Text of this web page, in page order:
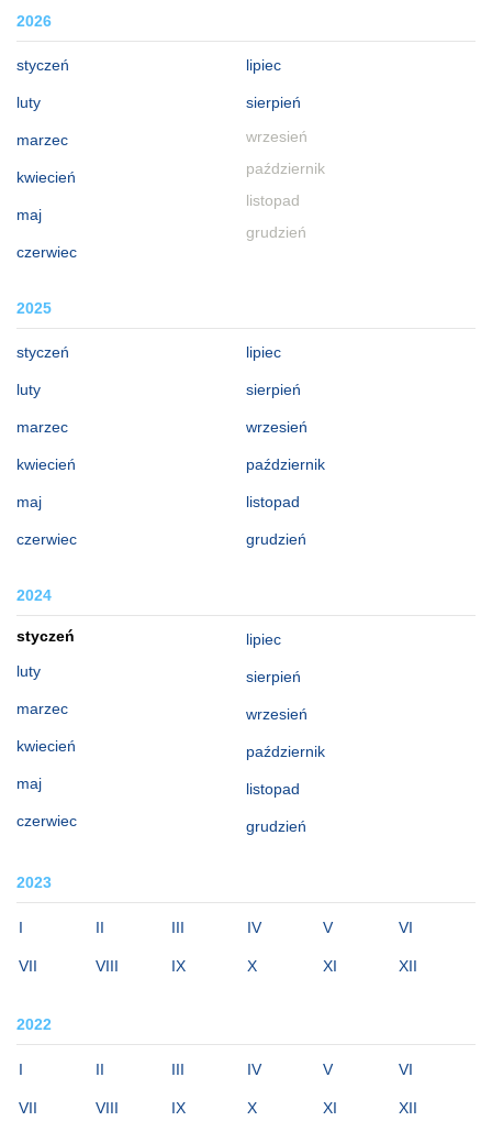
2026
styczeń
luty
marzec
kwiecień
maj
czerwiec
lipiec
sierpień
wrzesień
październik
listopad
grudzień
2025
styczeń
luty
marzec
kwiecień
maj
czerwiec
lipiec
sierpień
wrzesień
październik
listopad
grudzień
2024
styczeń
luty
marzec
kwiecień
maj
czerwiec
lipiec
sierpień
wrzesień
październik
listopad
grudzień
2023
I II III IV V VI
VII VIII IX X XI XII
2022
I II III IV V VI
VII VIII IX X XI XII